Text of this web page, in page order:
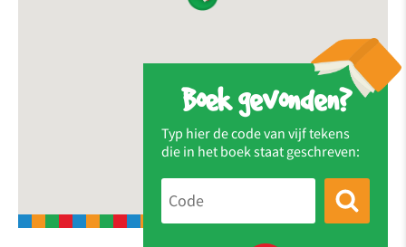
Boek gevonden?
Typ hier de code van vijf tekens
die in het boek staat geschreven: